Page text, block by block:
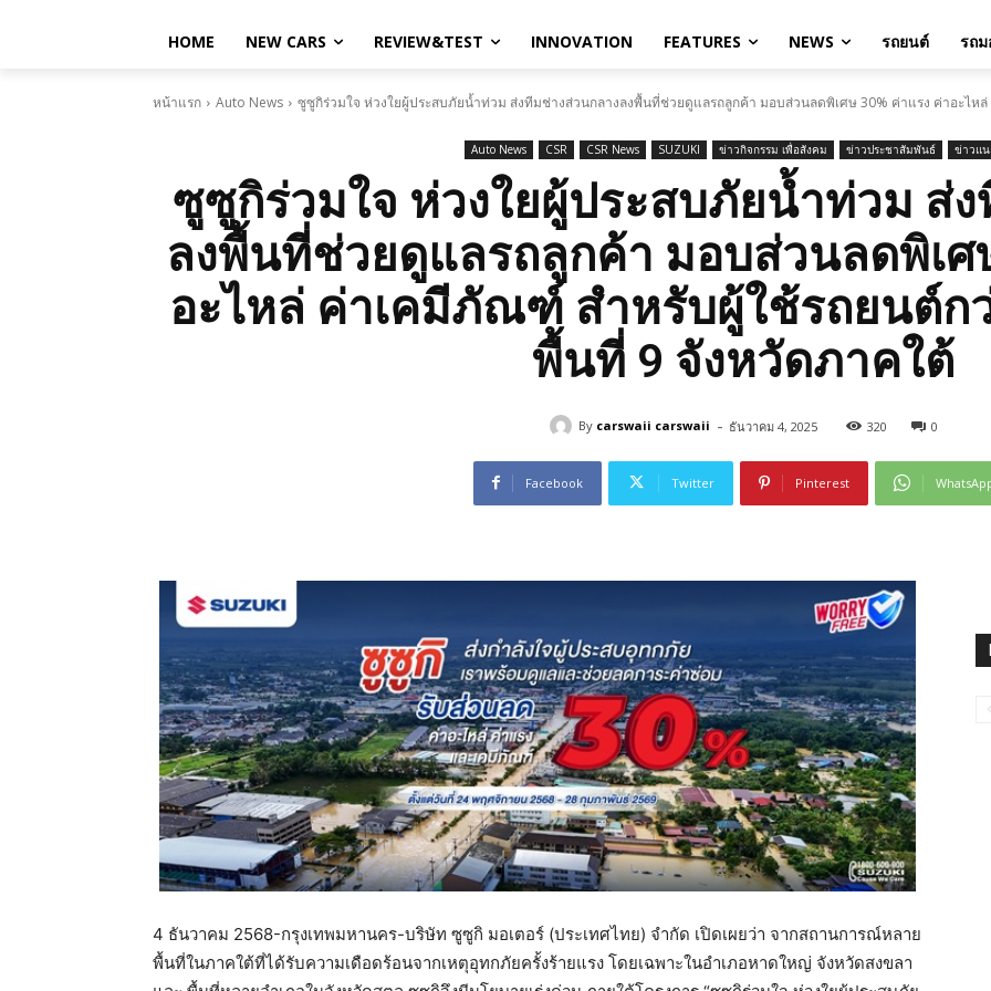
HOME NEW CARS REVIEW&TEST INNOVATION FEATURES NEWS รถยนต์ รถม
หน้าแรก Auto News ซูซูกิร่วมใจ ห่วงใยผู้ประสบภัยน้ำท่วม ส่งทีมช่างส่วนกลางลงพื้นที่ช่วยดูแลรถลูกค้า มอบส่วนลดพิเศษ 30% ค่าแรง ค่าอะไ
Auto News CSR CSR News SUZUKI ข่าวกิจกรรม เพื่อสังคม ข่าวประชาสัมพันธ์ ข่าวแน
ซูซูกิร่วมใจ ห่วงใยผู้ประสบภัยน้ำท่วม ส่
ลงพื้นที่ช่วยดูแลรถลูกค้า มอบส่วนลดพิเศ
อะไหล่ ค่าเคมีภัณฑ์ สำหรับผู้ใช้รถยนต์ก
พื้นที่ 9 จังหวัดภาคใต้
By carswaii carswaii - ธันวาคม 4, 2025 320 0
Facebook Twitter Pinterest
4 ธันวาคม 2568-กรุงเทพมหานคร-บริษัท ซูซูกิ มอเตอร์ (ประเทศไทย) จำกัด เปิดเผยว่า จากสถานการณ์หลาย
พื้นที่ในภาคใต้ที่ได้รับความเดือดร้อนจากเหตุอุทกภัยครั้งร้ายแรง โดยเฉพาะในอำเภอหาดใหญ่ จังหวัดสงขลา